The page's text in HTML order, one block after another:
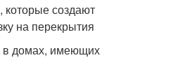
которые создают
на перекрытия
в домах, имеющих